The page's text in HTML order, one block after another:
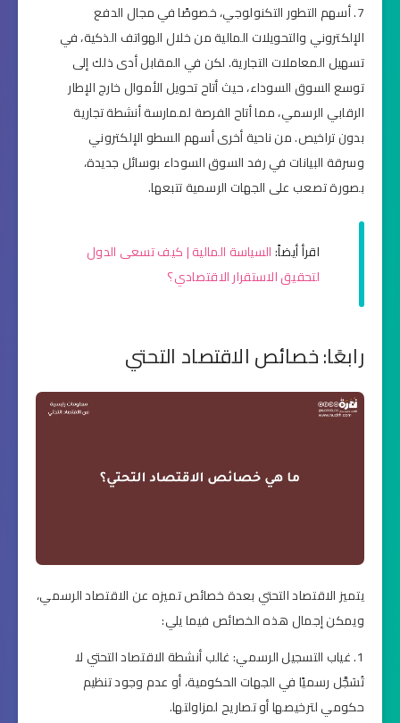
أسهم التطور التكنولوجي، خصوصًا في مجال الدفع
الإلكتروني والتحويلات المالية من خلال الهواتف الذكية، في
تسهيل المعاملات التجارية. لكن في المقابل أدى ذلك إلى
توسع السوق السوداء، حيث أتاح تحويل الأموال خارج الإطار
الرقابي الرسمي، مما أتاح الفرصة لممارسة أنشطة تجارية
بدون تراخيص. من ناحية أخرى أسهم السطو الإلكتروني
وسرقة البيانات في رفد السوق السوداء بوسائل جديدة،
بصورة تصعب على الجهات الرسمية تتبعها.
اقرأ أيضاً:السياسة المالية | كيف تسعى الدول
لتحقيق الاستقرار الاقتصادي؟
رابعًا: خصائص الاقتصاد التحتي
يتميز الاقتصاد التحتي بعدة خصائص تميزه عن الاقتصاد الرسمي،
ويمكن إجمال هذه الخصائص فيما يلي:
غياب التسجيل الرسمي: غالب أنشطة الاقتصاد التحتي لا
تُسَجَّل رسميًا في الجهات الحكومية، أو عدم وجود تنظيم
حكومي لترخيصها أو تصاريح لمزاولتها.